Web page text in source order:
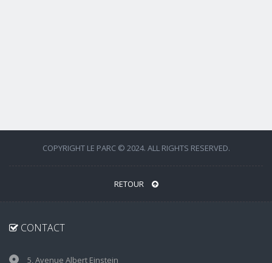
COPYRIGHT LE PARC © 2024. ALL RIGHTS RESERVED.
RETOUR
CONTACT
5, Avenue Albert Einstein